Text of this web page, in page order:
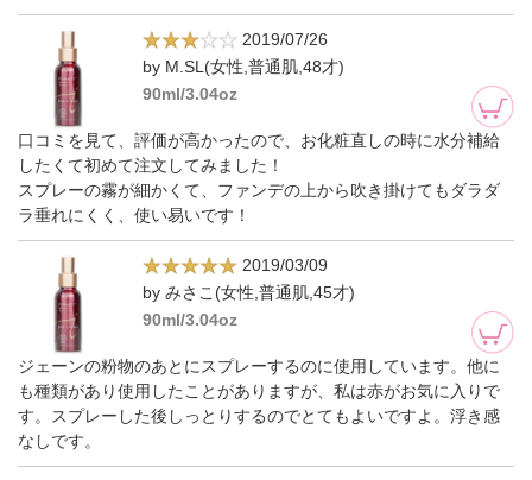
2019/07/26
by M.SL(女性,普通肌,48才)
90ml/3.04oz
口コミを見て、評価が高かったので、お化粧直しの時に水分補給
したくて初めて注文してみました！
スプレーの霧が細かくて、ファンデの上から吹き掛けてもダラダ
ラ垂れにくく、使い易いです！
2019/03/09
by みさこ(女性,普通肌,45才)
90ml/3.04oz
ジェーンの粉物のあとにスプレーするのに使用しています。他に
も種類があり使用したことがありますが、私は赤がお気に入りで
す。スプレーした後しっとりするのでとてもよいですよ。浮き感
なしです。